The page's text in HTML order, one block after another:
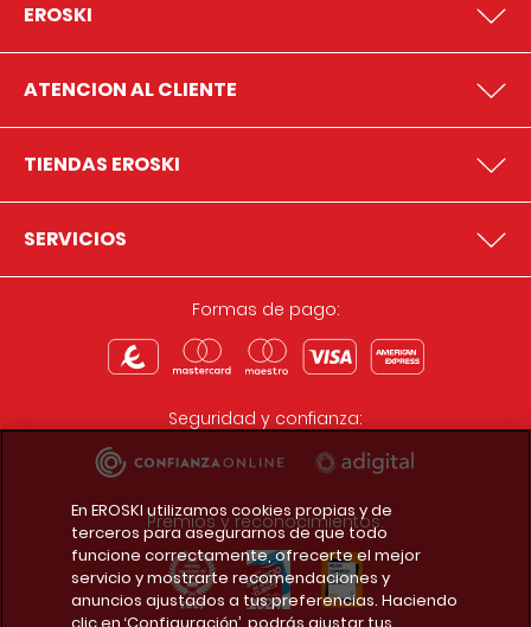
EROSKI
ATENCION AL CLIENTE
TIENDAS EROSKI
SERVICIOS
Formas de pago:
Seguridad y confianza:
Premios y reconocimientos:
En EROSKI utilizamos cookies propias y de
terceros para asegurarnos de que todo
funcione correctamente, ofrecerte el mejor
servicio y mostrarte recomendaciones y
anuncios ajustados a tus preferencias. Haciendo
clic en ‘Configuración’, podrás ajustar tus